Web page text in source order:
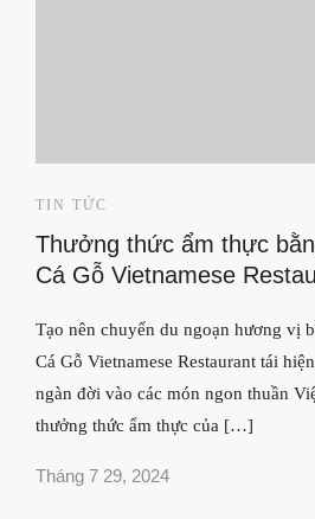
TIN TỨC
Thưởng thức ẩm thực
Cá Gỗ Vietnamese
Tạo nên chuyến du ngoạn hương vị
Cá Gỗ Vietnamese Restaurant tái
ngàn đời vào các món ngon thuần
thưởng thức ẩm thực của […]
Tháng 7 29, 2024